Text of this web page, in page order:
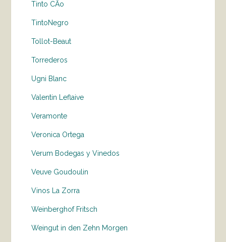
Tinto CÃo
TintoNegro
Tollot-Beaut
Torrederos
Ugni Blanc
Valentin Leflaive
Veramonte
Veronica Ortega
Verum Bodegas y Vinedos
Veuve Goudoulin
Vinos La Zorra
Weinberghof Fritsch
Weingut in den Zehn Morgen